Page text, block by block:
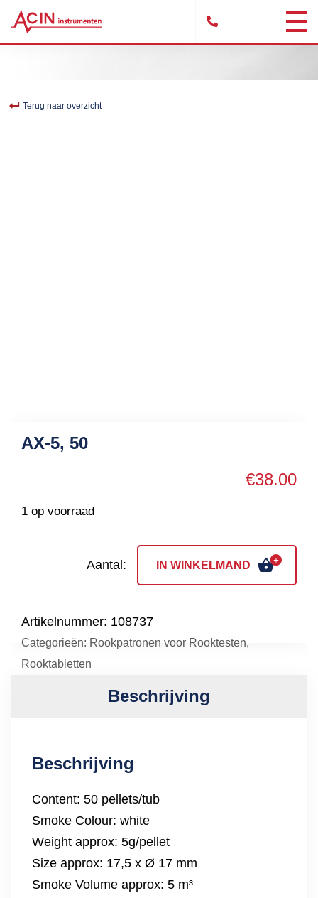
Terug naar overzicht
AX-5, 50
€38.00
1 op voorraad
5,
aantal
IN WINKELMAND
Artikelnummer: 108737
Categorieën: Rookpatronen voor Rooktesten,
Rooktabletten
Beschrijving
Beschrijving
Content: 50 pellets/tub
Smoke Colour: white
Weight approx: 5g/pellet
Size approx: 17,5 x Ø 17 mm
Smoke Volume approx: 5 m³